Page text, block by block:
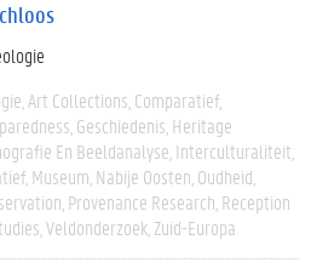
Art Collections Comparatief
Geschiedenis Heritage
En Beeldanalyse Interculturaliteit
Museum Nabije Oosten Oudheid
Provenance Research Reception
Veldonderzoek Zuid-Europa